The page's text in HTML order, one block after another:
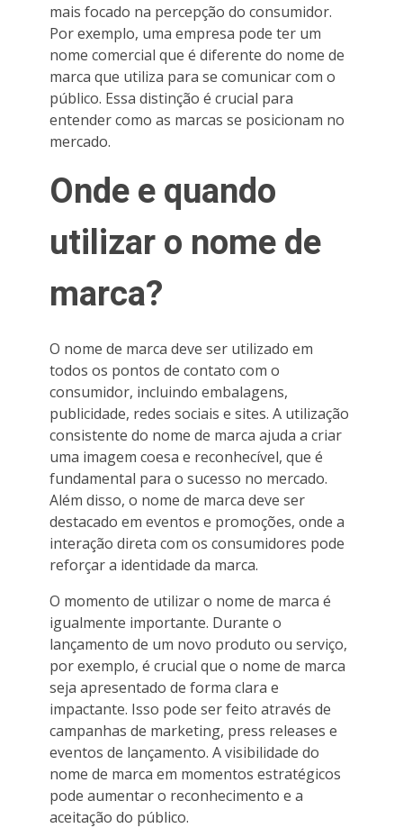
mais focado na percepção do consumidor.
Por exemplo, uma empresa pode ter um
nome comercial que é diferente do nome de
marca que utiliza para se comunicar com o
público. Essa distinção é crucial para
entender como as marcas se posicionam no
mercado.
Onde e quando
utilizar o nome de
marca?
O nome de marca deve ser utilizado em
todos os pontos de contato com o
consumidor, incluindo embalagens,
publicidade, redes sociais e sites. A utilização
consistente do nome de marca ajuda a criar
uma imagem coesa e reconhecível, que é
fundamental para o sucesso no mercado.
Além disso, o nome de marca deve ser
destacado em eventos e promoções, onde a
interação direta com os consumidores pode
reforçar a identidade da marca.
O momento de utilizar o nome de marca é
igualmente importante. Durante o
lançamento de um novo produto ou serviço,
por exemplo, é crucial que o nome de marca
seja apresentado de forma clara e
impactante. Isso pode ser feito através de
campanhas de marketing, press releases e
eventos de lançamento. A visibilidade do
nome de marca em momentos estratégicos
pode aumentar o reconhecimento e a
aceitação do público.